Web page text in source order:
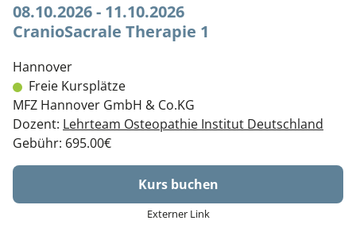
08.10.2026 - 11.10.2026
CranioSacrale Therapie 1
Hannover
Freie Kursplätze
MFZ Hannover GmbH & Co.KG
Dozent: Lehrteam Osteopathie Institut Deutschland
Gebühr: 695.00€
Kurs buchen
Externer Link